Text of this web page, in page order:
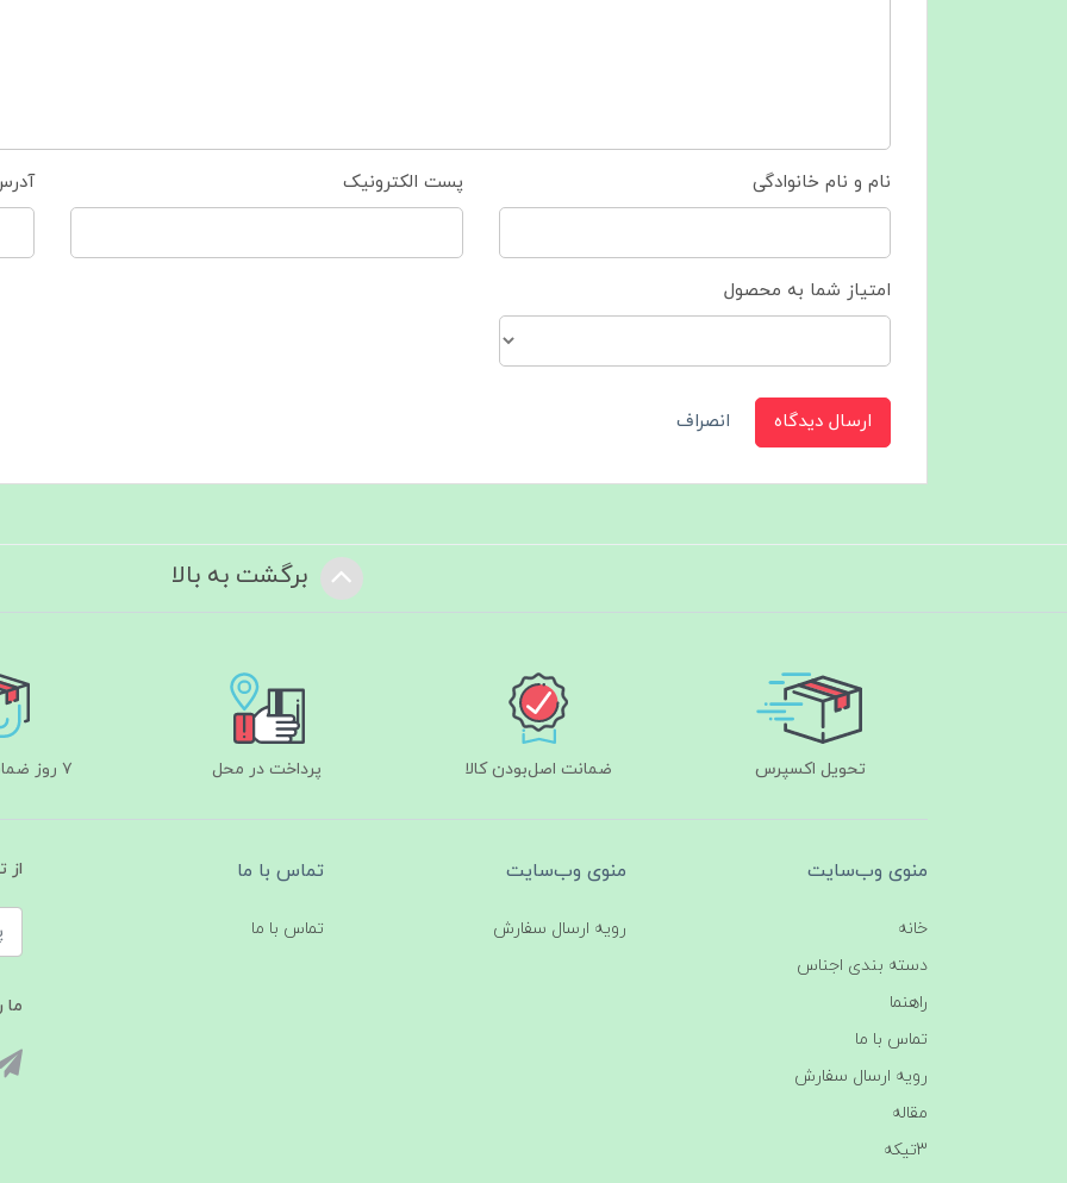
نام و نام خانوادگی پست الکترونیک
امتیاز شما به محصول
ارسال دیدگاه انصراف
برگشت به بالا
تحویل اکسپرس ضمانت اصل‌بودن کالا پرداخت در محل ۷ روز ضمانت بازگشت
منوی وب‌سایت
خانه
دسته بندی اجناس
راهنما
تماس با ما
رویه ارسال سفارش
مقاله
3تیکه
منوی وب‌سایت
رویه ارسال سفارش
تماس با ما
تماس با ما
از
ما